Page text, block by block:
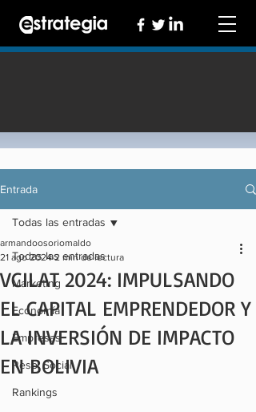
Entrada
Todas las entradas
Marketing
Economía
Empresas
Resp. Social
Rankings
Todas las entradas
VCILAT 2024: IMPULSANDO
EL CAPITAL EMPRENDEDOR Y
LA INVERSIÓN DE IMPACTO
EN BOLIVIA
armandoosoriomaldo
21 ago 2024 2 min de lectura